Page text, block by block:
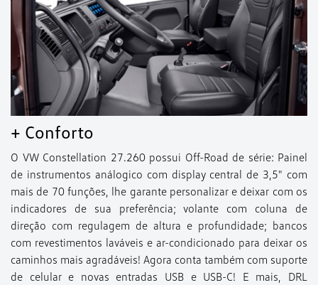
+ Conforto
O VW Constellation 27.260 possui Off-Road de série: Painel
de instrumentos análogico com display central de 3,5" com
mais de 70 funções, lhe garante personalizar e deixar com os
indicadores de sua preferência; volante com coluna de
direção com regulagem de altura e profundidade; bancos
com revestimentos laváveis e ar-condicionado para deixar os
caminhos mais agradáveis! Agora conta também com suporte
de celular e novas entradas USB e USB-C! E mais, DRL